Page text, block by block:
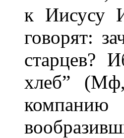
к Иисусу
говорят:
старцев?
хлеб”